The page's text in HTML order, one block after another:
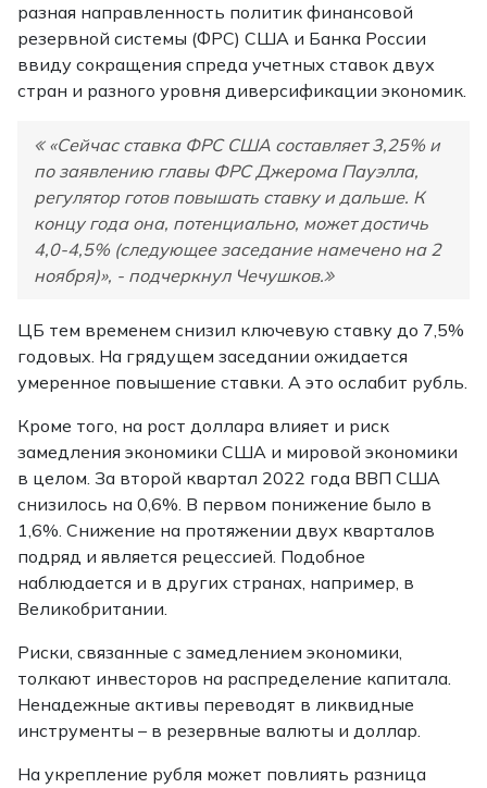
разная направленность политик финансовой
резервной системы (ФРС) США и Банка России
ввиду сокращения спреда учетных ставок двух
стран и разного уровня диверсификации экономик.
«Сейчас ставка ФРС США составляет 3,25% и
по заявлению главы ФРС Джерома Пауэлла,
регулятор готов повышать ставку и дальше. К
концу года она, потенциально, может достичь
4,0-4,5% (следующее заседание намечено на 2
ноября)», - подчеркнул Чечушков.
ЦБ тем временем снизил ключевую ставку до 7,5%
годовых. На грядущем заседании ожидается
умеренное повышение ставки. А это ослабит рубль.
Кроме того, на рост доллара влияет и риск
замедления экономики США и мировой экономики
в целом. За второй квартал 2022 года ВВП США
снизилось на 0,6%. В первом понижение было в
1,6%. Снижение на протяжении двух кварталов
подряд и является рецессией. Подобное
наблюдается и в других странах, например, в
Великобритании.
Риски, связанные с замедлением экономики,
толкают инвесторов на распределение капитала.
Ненадежные активы переводят в ликвидные
инструменты – в резервные валюты и доллар.
На укрепление рубля может повлиять разница